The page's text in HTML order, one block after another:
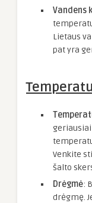
Vandens
Lietaus
pat yra
Venkite
šalto
Drėgmė:
drėgmę.